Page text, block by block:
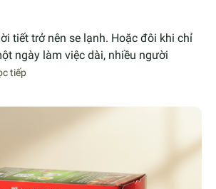
tiết trở nên se lạnh. Hoặc đôi khi chỉ
ngày làm việc dài, nhiều người
tiếp